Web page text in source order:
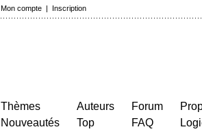
Mon compte | Inscription
Thèmes
Nouveautés
Auteurs
Top
Forum
FAQ